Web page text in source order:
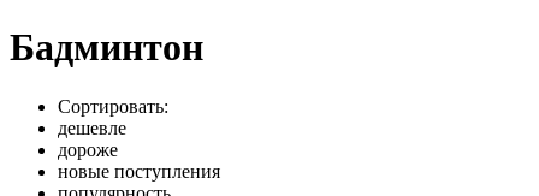
Бадминтон
Сортировать:
дешевле
дороже
новые поступления